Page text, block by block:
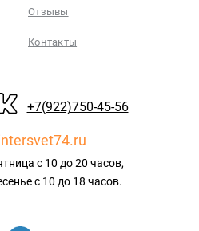
Отзывы
Контакты
+7(922)750-45-56
с 10 до 20 часов,
с 10 до 18 часов.